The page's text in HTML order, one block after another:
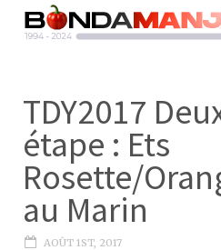
TDY2017
étape : Ets
Rosette/
au Marin
AOÛT 1ST, 2017